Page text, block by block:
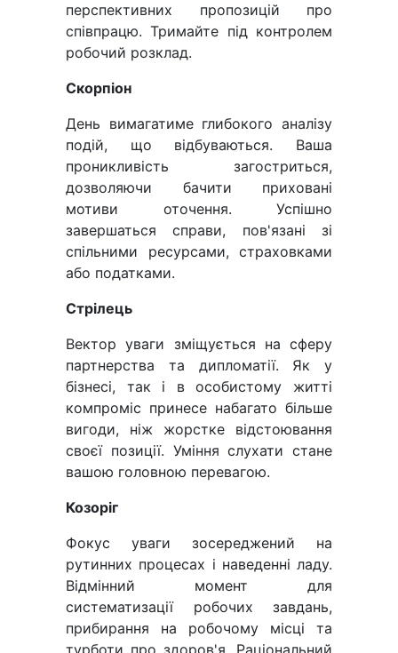
перспективних пропозицій про
співпрацю. Тримайте під контролем
робочий розклад.
Скорпіон
День вимагатиме глибокого аналізу
подій, що відбуваються. Ваша
проникливість загостриться,
дозволяючи бачити приховані
мотиви оточення. Успішно
завершаться справи, пов'язані зі
спільними ресурсами, страховками
або податками.
Стрілець
Вектор уваги зміщується на сферу
партнерства та дипломатії. Як у
бізнесі, так і в особистому житті
компроміс принесе набагато більше
вигоди, ніж жорстке відстоювання
своєї позиції. Уміння слухати стане
вашою головною перевагою.
Козоріг
Фокус уваги зосереджений на
рутинних процесах і наведенні ладу.
Відмінний момент для
систематизації робочих завдань,
прибирання на робочому місці та